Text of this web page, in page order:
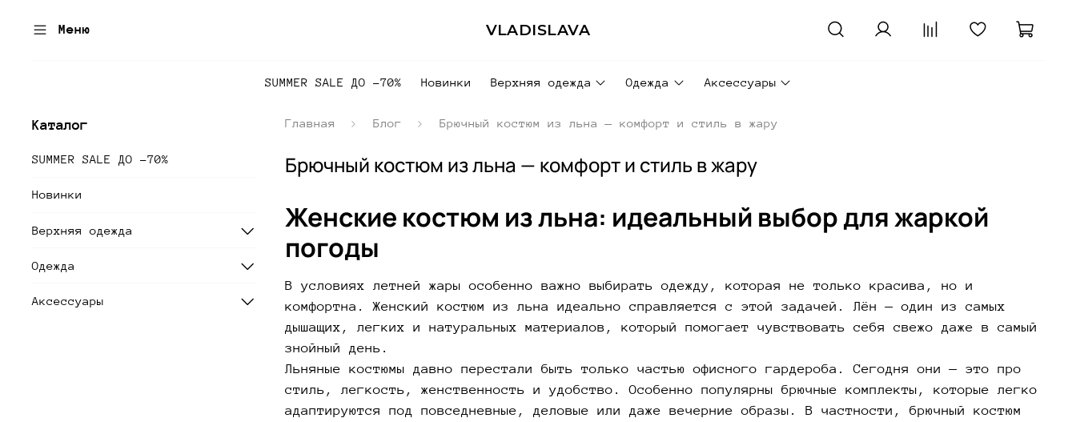
Меню VLADISLAVA
SUMMER SALE ДО -70% Новинки Верхняя одежда Одежда Аксессуары
Главная Блог Брючный костюм из льна — комфорт и стиль в жару
Брючный костюм из льна — комфорт и стиль в жару
Женские костюм из льна: идеальный выбор для жаркой
погоды
В условиях летней жары особенно важно выбирать одежду, которая не только красива, но и
комфортна. Женский костюм из льна идеально справляется с этой задачей. Лён — один из самых
дышащих, легких и натуральных материалов, который помогает чувствовать себя свежо даже в самый
знойный день.
Льняные костюмы давно перестали быть только частью офисного гардероба. Сегодня они — это про
стиль, легкость, женственность и удобство. Особенно популярны брючные комплекты, которые легко
адаптируются под повседневные, деловые или даже вечерние образы. В частности, брючный костюм
Каталог
SUMMER SALE ДО -70%
Новинки
Верхняя одежда
Одежда
Аксессуары